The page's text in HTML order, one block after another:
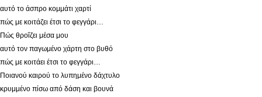
αυτό το άσπρο κομμάτι χαρτί
πώς με κοιτάζει έτσι το φεγγάρι…
Πώς θροΐζει μέσα μου
αυτό τον παγωμένο χάρτη στο βυθό
πώς με κοιτάει έτσι το φεγγάρι…
Ποιανού καιρού το λυπημένο δάχτυλο
κρυμμένο πίσω από δάση και βουνά